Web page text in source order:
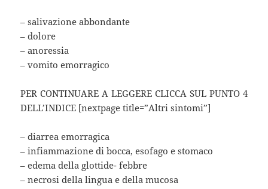
– salivazione abbondante
– dolore
– anoressia
– vomito emorragico
PER CONTINUARE A LEGGERE CLICCA SUL PUNTO 4
DELL’INDICE [nextpage title=”Altri sintomi”]
– diarrea emorragica
– infiammazione di bocca, esofago e stomaco
– edema della glottide- febbre
– necrosi della lingua e della mucosa